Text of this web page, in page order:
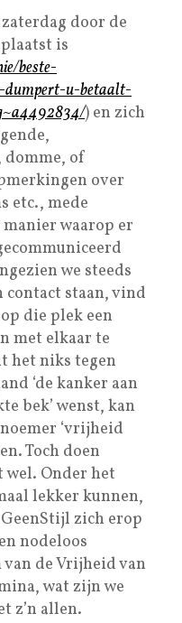
door de
is
beste-
dumpert-u-betaalt-
) en zich
domme, of
over
etc., mede
waarop er
we steeds
staan, vind
die plek een
met elkaar te
het niks tegen
‘de kanker aan
bek’ wenst, kan
‘vrijheid
Toch doen
wel. Onder het
lekker kunnen,
zich erop
nodeloos
de Vrijheid van
wat zijn we
z’n allen.